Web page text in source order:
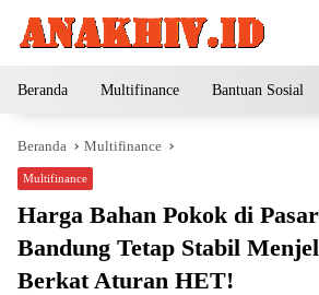
Beranda Multifinance Bantuan Sosial
Beranda Multifinance
Multifinance
Harga Bahan Pokok di
Bandung Tetap Stabil
Berkat Aturan HET!